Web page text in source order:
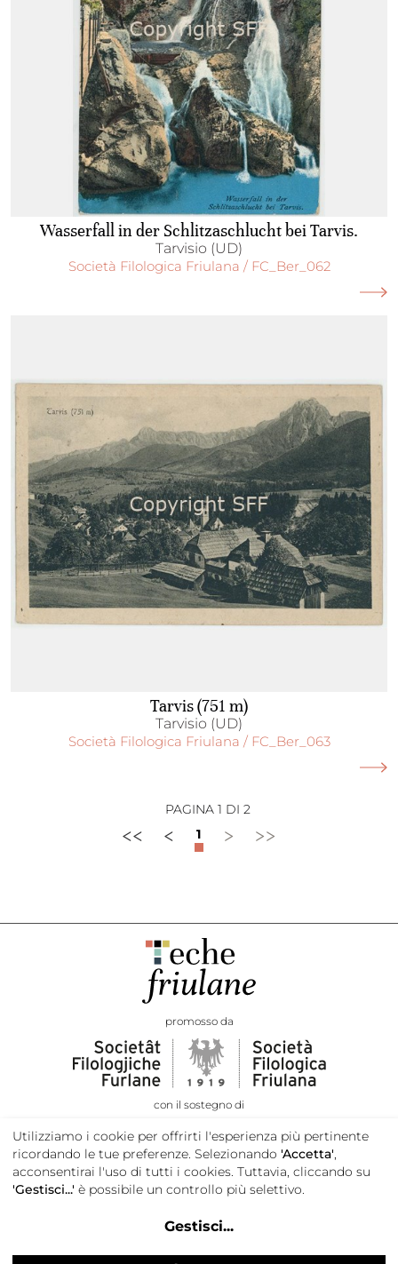
Wasserfall in der Schlitzaschlucht bei Tarvis.
Tarvisio (UD)
Società Filologica Friulana / FC_Ber_062
Tarvis (751 m)
Tarvisio (UD)
Società Filologica Friulana / FC_Ber_063
<< < 1 > >>
PAGINA 1 DI 2
promosso da
con il sostegno di
Utilizziamo i cookie per offrirti l'esperienza più pertinente
ricordando le tue preferenze. Selezionando 'Accetta',
acconsentirai l'uso di tutti i cookies. Tuttavia, cliccando su
'Gestisci...' è possibile un controllo più selettivo.
Gestisci...